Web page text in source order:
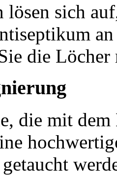
lösen sich
die
die mit